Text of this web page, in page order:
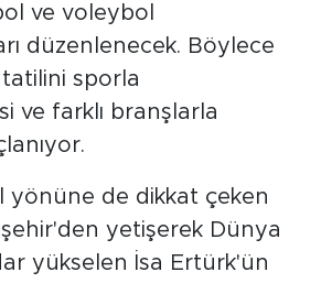
ve voleybol
düzenlenecek. Böylece
sporla
ve farklı branşlarla
yönüne de dikkat çeken
yetişerek Dünya
yükselen İsa Ertürk'ün